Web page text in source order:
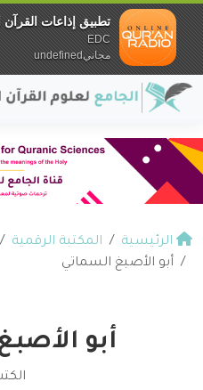
الرئيسية المكتبة الرقمية
أبو الأصبغ السماتي
أبو
تطبيق إذاعات القرآن
EDC
مجانيundefined